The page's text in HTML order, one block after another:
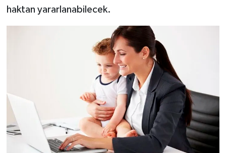
haktan yararlanabilecek.